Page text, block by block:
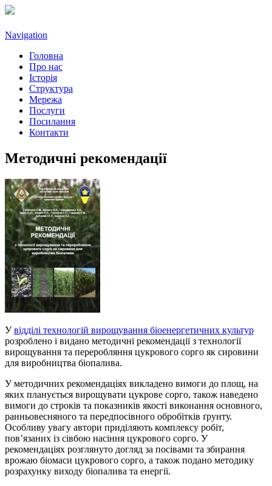
Navigation
Головна
Про нас
Історія
Структура
Мережа
Послуги
Посилання
Контакти
Методичні рекомендації
Увідділі технологій вирощування біоенергетичних культур
розроблено і видано методичні рекомендації з технології
вирощування та переробляння цукрового сорго як сировини
для виробництва біопалива.
У методичних рекомендаціях викладено вимоги до площ, на
яких планується вирощувати цукрове сорго, також наведено
вимоги до строків та показників якості виконання основного,
ранньовесняного та передпосівного обробітків ґрунту.
Особливу увагу автори приділяють комплексу робіт,
пов’язаних із сівбою насіння цукрового сорго. У
рекомендаціях розглянуто догляд за посівами та збирання
врожаю біомаси цукрового сорго, а також подано методику
розрахунку виходу біопалива та енергії.